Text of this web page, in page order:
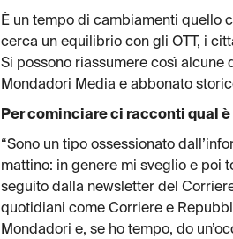
È un tempo di cambiamenti quello
cerca un equilibrio con gli OTT, i
Si possono riassumere così alcune
Mondadori Media e abbonato
Per cominciare ci racconti qual
“Sono un tipo ossessionato
mattino: in genere mi sveglio e poi
seguito dalla newsletter del
quotidiani come Corriere e
Mondadori e, se ho tempo, do